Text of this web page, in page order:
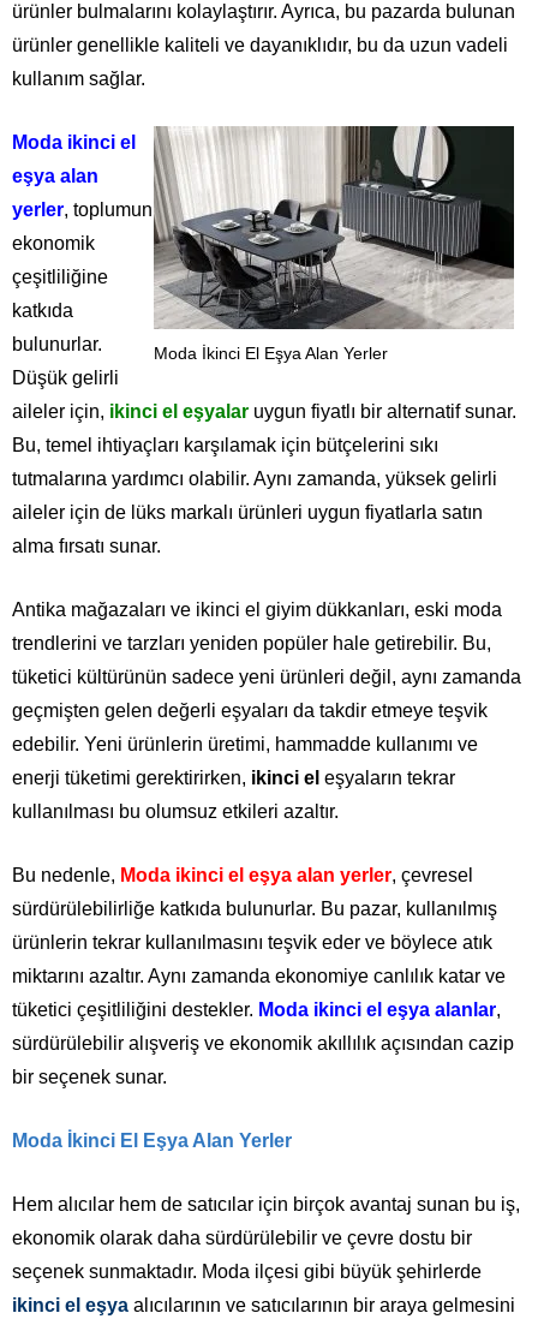
ürünler bulmalarını kolaylaştırır. Ayrıca, bu pazarda bulunan
ürünler genellikle kaliteli ve dayanıklıdır, bu da uzun vadeli
kullanım sağlar.
Moda İkinci El Eşya Alan Yerler
Moda ikinci el
eşya alan
yerler, toplumun
ekonomik
çeşitliliğine
katkıda
bulunurlar.
Düşük gelirli
aileler için, ikinci el eşyalar uygun fiyatlı bir alternatif sunar.
Bu, temel ihtiyaçları karşılamak için bütçelerini sıkı
tutmalarına yardımcı olabilir. Aynı zamanda, yüksek gelirli
aileler için de lüks markalı ürünleri uygun fiyatlarla satın
alma fırsatı sunar.
Antika mağazaları ve ikinci el giyim dükkanları, eski moda
trendlerini ve tarzları yeniden popüler hale getirebilir. Bu,
tüketici kültürünün sadece yeni ürünleri değil, aynı zamanda
geçmişten gelen değerli eşyaları da takdir etmeye teşvik
edebilir. Yeni ürünlerin üretimi, hammadde kullanımı ve
enerji tüketimi gerektirirken, ikinci el eşyaların tekrar
kullanılması bu olumsuz etkileri azaltır.
Bu nedenle, Moda ikinci el eşya alan yerler, çevresel
sürdürülebilirliğe katkıda bulunurlar. Bu pazar, kullanılmış
ürünlerin tekrar kullanılmasını teşvik eder ve böylece atık
miktarını azaltır. Aynı zamanda ekonomiye canlılık katar ve
tüketici çeşitliliğini destekler. Moda ikinci el eşya alanlar,
sürdürülebilir alışveriş ve ekonomik akıllılık açısından cazip
bir seçenek sunar.
Moda İkinci El Eşya Alan Yerler
Hem alıcılar hem de satıcılar için birçok avantaj sunan bu iş,
ekonomik olarak daha sürdürülebilir ve çevre dostu bir
seçenek sunmaktadır. Moda ilçesi gibi büyük şehirlerde
ikinci el eşya alıcılarının ve satıcılarının bir araya gelmesini